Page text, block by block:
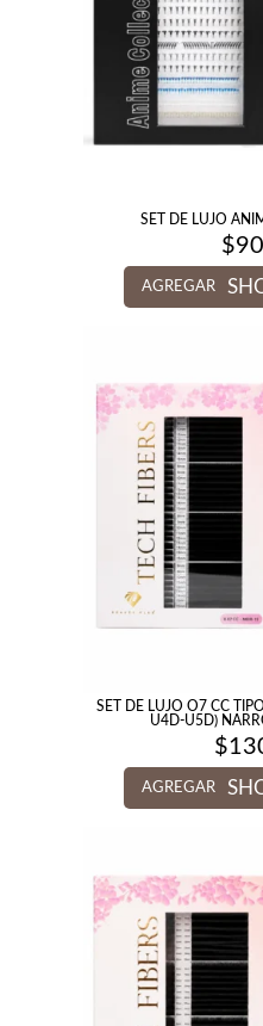
SET DE LUJO
$
AGREGAR
SET DE LUJO O7 CC
U4D-U5D)
$
AGREGAR